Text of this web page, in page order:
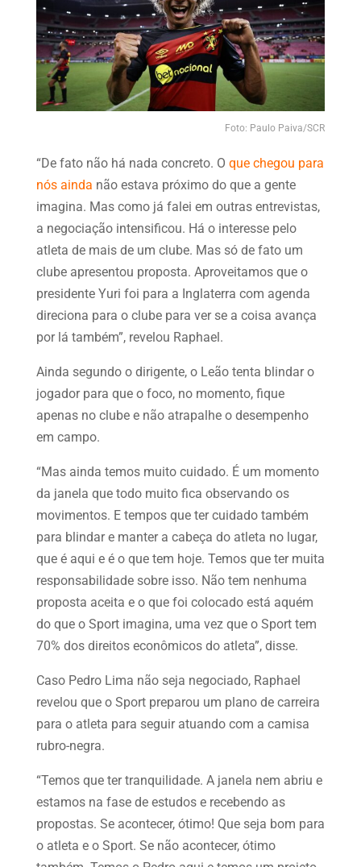
Foto: Paulo Paiva/SCR
“De fato não há nada concreto. O que chegou para
nós ainda não estava próximo do que a gente
imagina. Mas como já falei em outras entrevistas,
a negociação intensificou. Há o interesse pelo
atleta de mais de um clube. Mas só de fato um
clube apresentou proposta. Aproveitamos que o
presidente Yuri foi para a Inglaterra com agenda
direciona para o clube para ver se a coisa avança
por lá também”, revelou Raphael.
Ainda segundo o dirigente, o Leão tenta blindar o
jogador para que o foco, no momento, fique
apenas no clube e não atrapalhe o desempenho
em campo.
“Mas ainda temos muito cuidado. É um momento
da janela que todo muito fica observando os
movimentos. E tempos que ter cuidado também
para blindar e manter a cabeça do atleta no lugar,
que é aqui e é o que tem hoje. Temos que ter muita
responsabilidade sobre isso. Não tem nenhuma
proposta aceita e o que foi colocado está aquém
do que o Sport imagina, uma vez que o Sport tem
70% dos direitos econômicos do atleta”, disse.
Caso Pedro Lima não seja negociado, Raphael
revelou que o Sport preparou um plano de carreira
para o atleta para seguir atuando com a camisa
rubro-negra.
“Temos que ter tranquilidade. A janela nem abriu e
estamos na fase de estudos e recebendo as
propostas. Se acontecer, ótimo! Que seja bom para
o atleta e o Sport. Se não acontecer, ótimo